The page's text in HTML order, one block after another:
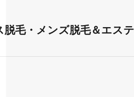
毛・メンズ脱毛＆エス